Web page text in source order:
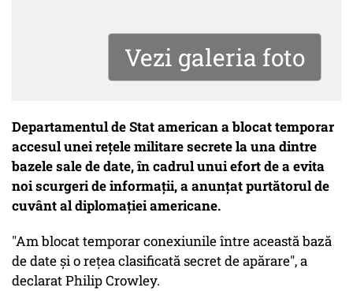
Vezi galeria foto
Departamentul de Stat american a blocat temporar
accesul unei reţele militare secrete la una dintre
bazele sale de date, în cadrul unui efort de a evita
noi scurgeri de informaţii, a anunţat purtătorul de
cuvânt al diplomaţiei americane.
"Am blocat temporar conexiunile între această bază
de date şi o reţea clasificată secret de apărare", a
declarat Philip Crowley.